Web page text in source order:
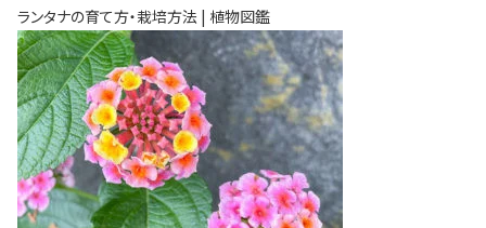
ランタナの育て方・栽培方法 | 植物図鑑